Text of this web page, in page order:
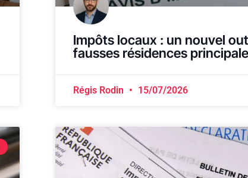
Impôts locaux : un nouvel
fausses résidences
Régis Rodin 15/07/2026